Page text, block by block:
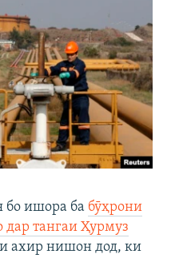
бо ишора ба бӯҳрони
тангаи Ҳурмуз
ахир нишон дод, ки